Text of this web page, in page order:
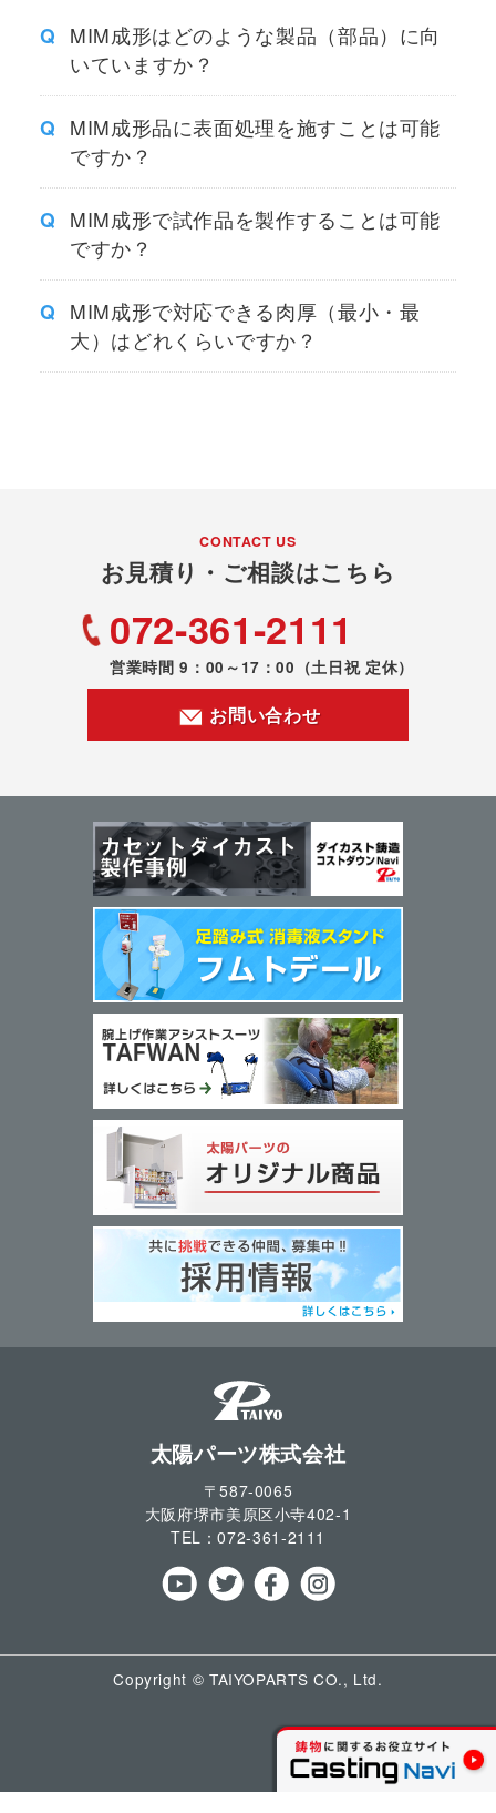
MIM成形はどのような製品（部品）に向
いていますか？
MIM成形品に表面処理を施すことは可能
ですか？
MIM成形で試作品を製作することは可能
ですか？
MIM成形で対応できる肉厚（最小・最
大）はどれくらいですか？
CONTACT US
お見積り・ご相談はこちら
072-361-2111
営業時間 9：00～17：00 （土日祝 定休）
お問い合わせ
太陽パーツ株式会社
〒587-0065
大阪府堺市美原区小寺402-1
TEL：072-361-2111
Copyright © TAIYOPARTS CO., Ltd.